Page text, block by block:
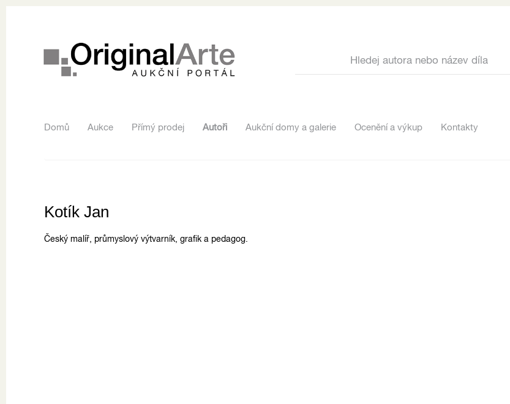
Domů Aukce Přímý prodej Autoři Aukční domy a galerie Ocenění a výkup Kontakty
Kotík Jan
Český malíř, průmyslový výtvarník, grafik a pedagog.